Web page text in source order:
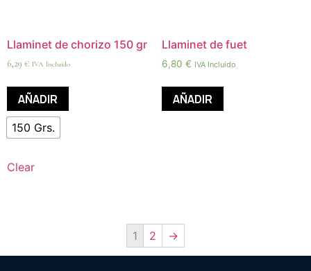
Llaminet de chorizo 150 gr
6,29 € IVA Incluido
AÑADIR
150 Grs.
Clear
Llaminet de fuet
6,80 € IVA Incluido
AÑADIR
1 2 →